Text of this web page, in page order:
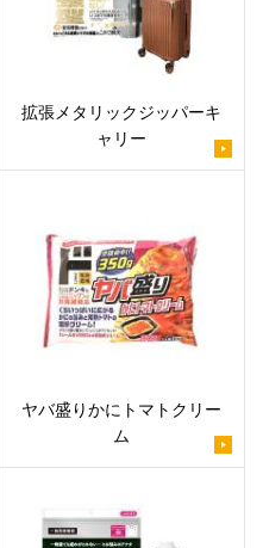
拡張メタリックジッパーキ
ャリー
ヤバ盛りかにトマトクリー
ム